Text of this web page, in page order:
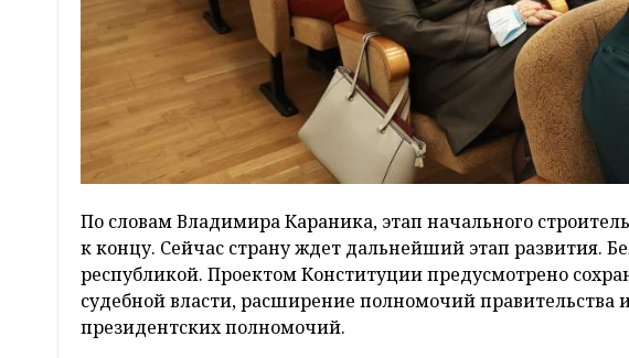
По словам Владимира Караника, этап начального
к концу. Сейчас страну ждет дальнейший этап развития.
республикой. Проектом Конституции предусмотрено
судебной власти, расширение полномочий правительства
президентских полномочий.